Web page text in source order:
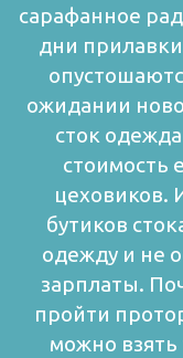
сарафанное
дни
ожидании
сток
стоимость
цеховиков.
бутиков
одежду и не
зарплаты.
пройти
можно